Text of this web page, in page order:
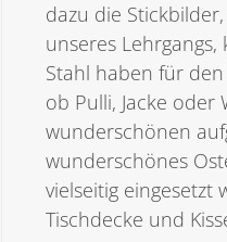
dazu die
unseres
Stahl haben für
ob Pulli, Jacke
wunderschönen
wunderschönes
vielseitig eingesetzt
Tischdecke und